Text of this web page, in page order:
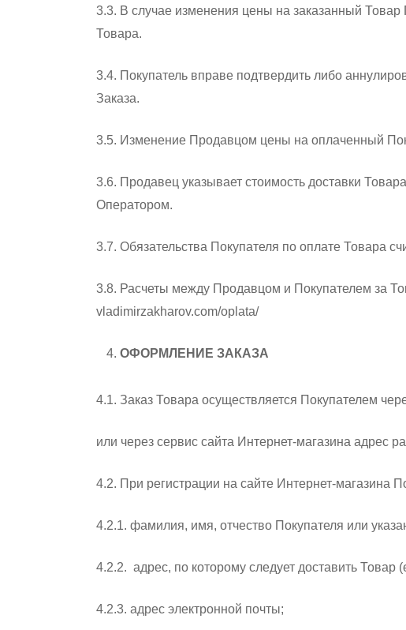
3.3. В случае изменения цены на заказанный
Товара.
3.4. Покупатель вправе подтвердить либо
Заказа.
3.5. Изменение Продавцом цены на оплаченный
3.6. Продавец указывает стоимость доставки
Оператором.
3.7. Обязательства Покупателя по оплате Товара
3.8. Расчеты между Продавцом и Покупателем за
vladimirzakharov.com/oplata/
ОФОРМЛЕНИЕ ЗАКАЗА
4.1. Заказ Товара осуществляется Покупателем
или через сервис сайта Интернет-магазина адрес
4.2. При регистрации на сайте Интернет-магазина
4.2.1. фамилия, имя, отчество Покупателя или
4.2.2. адрес, по которому следует доставить Товар
4.2.3. адрес электронной почты;